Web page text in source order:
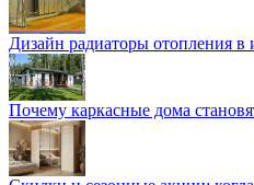
Дизайн радиаторы отопления
Почему каркасные дома